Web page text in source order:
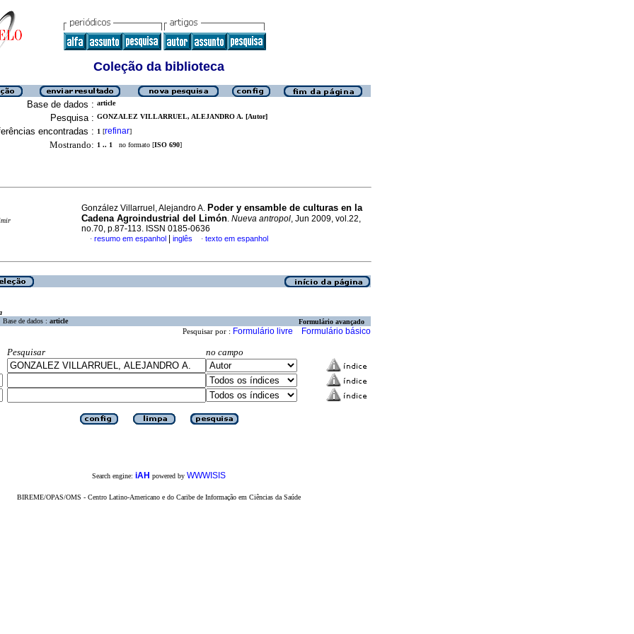
Coleção da biblioteca
Base de dados : article
Pesquisa : GONZALEZ VILLARRUEL, ALEJANDRO A. [Autor]
encontradas : 1 [refinar]
Mostrando: 1 .. 1 no formato [ISO 690]
González Villarruel, Alejandro A. Poder y ensamble de culturas en la
Cadena Agroindustrial del Limón. Nueva antropol, Jun 2009, vol.22,
no.70, p.87-113. ISSN 0185-0636
· resumo em espanhol inglês · texto em espanhol
Base de dados : article Formulário avançado
Pesquisar por : Formulário livre Formulário básico
Pesquisar
no campo
Search engine: iAH powered by WWWISIS
BIREME/OPAS/OMS - Centro Latino-Americano e do Caribe de Informação em Ciências da Saúde